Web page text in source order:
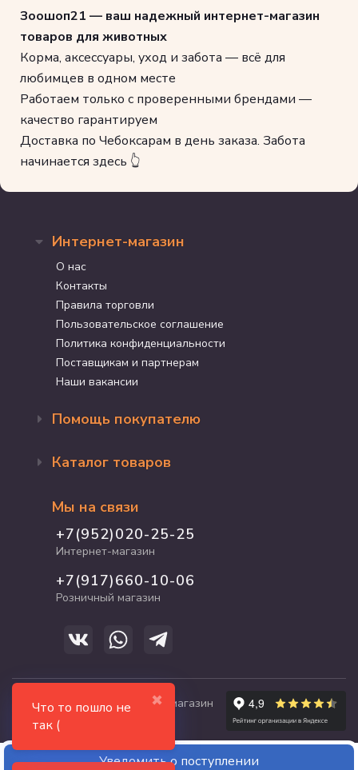
✖
Что то пошло не
так (
Уведомить о поступлении
Зоошоп21 — ваш надежный интернет-магазин
товаров для животных
Корма, аксессуары, уход и забота — всё для
любимцев в одном месте
Работаем только с проверенными брендами —
качество гарантируем
Доставка по Чебоксарам в день заказа. Забота
начинается здесь 👆
Интернет-магазин
О нас
Контакты
Правила торговли
Пользовательское соглашение
Политика конфиденциальности
Поставщикам и партнерам
Наши вакансии
Помощь покупателю
Доставка и оплата
Программа лояльности
График работы
Полезные статьи
Каталог товаров
Акции
Для кошек
Для собак
Для грызунов
Для рыб и рептилий
Мы на связи
+7(952)020-25-25
Интернет-магазин
+7(917)660-10-06
Розничный магазин
© 2017-2026 zooshop21.ru - магазин
зоотоваров в Чебоксарах